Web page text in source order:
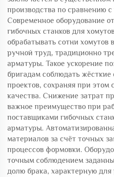
производства по сравнению
Современное оборудование
гибочных станков для
обрабатывать сотни хомутов
ручной труд, традиционно
арматуры. Такое ускорение
бригадам соблюдать жёсткие
проектов, сохраняя при этом
качества. Снижение затрат
важное преимущество при
поставщиками гибочных
арматуры.
материалов за счёт точных
процессов формовки.
точным соблюдением
долю брака, характерную